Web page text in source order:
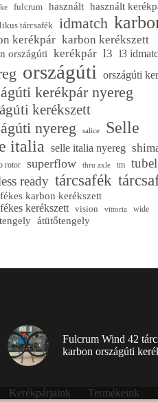
fulcrum használt használt
tárcsafék idmatch
kerékpár karbon kerékszett
országúti kerékpár l3 l3
országúti országúti
kerékpár nyereg
kerékszett
nyereg salice
Selle
italia
selle italia nyereg
rotor superflow thru axle tm
ready tárcsafék
karbon kerékszett
kerékszett vision vittoria wide
átütőtengely
Fulcrum Wind 42
karbon országúti
Kerékpárjaink Termékeink